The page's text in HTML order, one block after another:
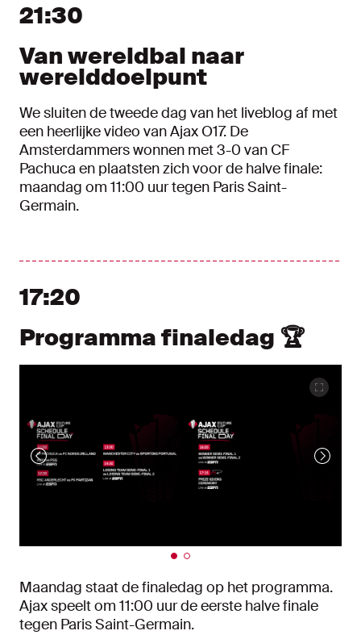
21:30
Van wereldbal naar
werelddoelpunt
We sluiten de tweede dag van het liveblog af met
een heerlijke video van Ajax O17. De
Amsterdammers wonnen met 3-0 van CF
Pachuca en plaatsten zich voor de halve finale:
maandag om 11:00 uur tegen Paris Saint-
Germain.
17:20
Programma finaledag 🏆
Maandag staat de finaledag op het programma.
Ajax speelt om 11:00 uur de eerste halve finale
tegen Paris Saint-Germain.